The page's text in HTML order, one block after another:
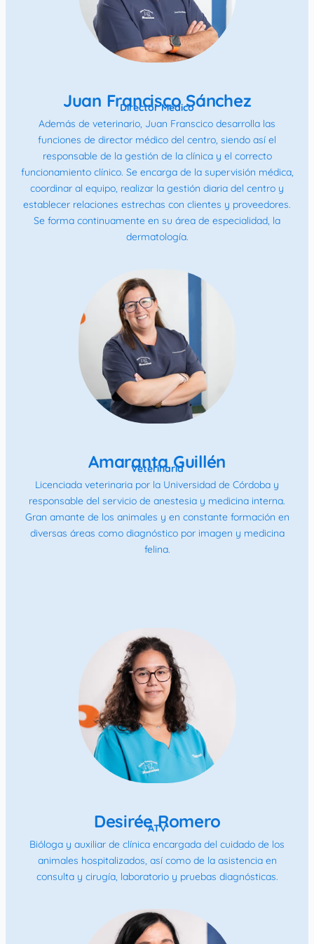
Juan Francisco Sánchez
Director Médico
Además de veterinario, Juan Franscico desarrolla las
funciones de director médico del centro, siendo así el
responsable de la gestión de la clínica y el correcto
funcionamiento clínico. Se encarga de la supervisión médica,
coordinar al equipo, realizar la gestión diaria del centro y
establecer relaciones estrechas con clientes y proveedores.
Se forma continuamente en su área de especialidad, la
dermatología.
Amaranta Guillén
Veterinaria
Licenciada veterinaria por la Universidad de Córdoba y
responsable del servicio de anestesia y medicina interna.
Gran amante de los animales y en constante formación en
diversas áreas como diagnóstico por imagen y medicina
felina.
Desirée Romero
ATV
Bióloga y auxiliar de clínica encargada del cuidado de los
animales hospitalizados, así como de la asistencia en
consulta y cirugía, laboratorio y pruebas diagnósticas.